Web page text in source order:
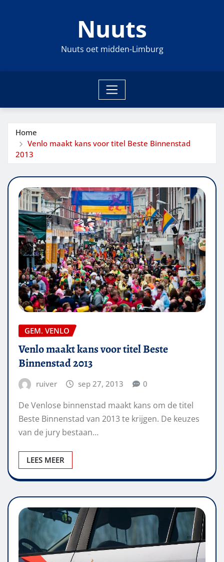
Nuuts
Nuuts oet midden-Limburg
Home
Venlo maakt kans voor titel Beste Binnenstad
2013
GEM. VENLO
Venlo maakt kans voor titel Beste
Binnenstad 2013
ruiver sep 27, 2013 0
De Venlose binnenstad maakt kans om de titel
Beste Binnenstad van 2013 te krijgen. De keuzes
van de jury bestaan…
LEES MEER